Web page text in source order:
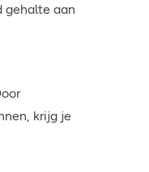
gehalte aan
krijg je